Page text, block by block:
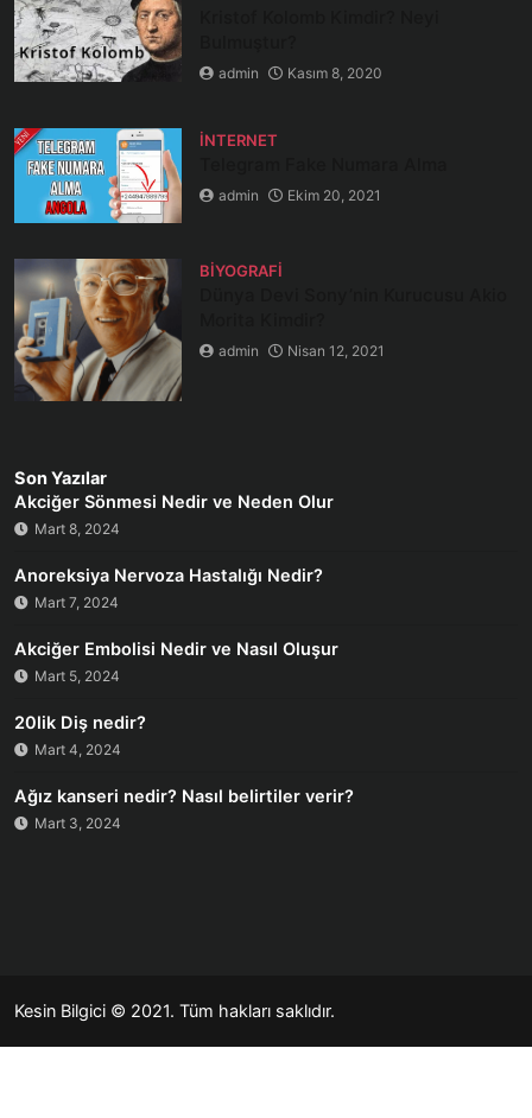
admin Kasım 8, 2020
İNTERNET
admin Ekim 20, 2021
BIYOGRAFI
admin Nisan 12, 2021
Son Yazılar
Akciğer Sönmesi Nedir ve Neden Olur
Mart 8, 2024
Anoreksiya Nervoza Hastalığı Nedir?
Mart 7, 2024
Akciğer Embolisi Nedir ve Nasıl Oluşur
Mart 5, 2024
20lik Diş nedir?
Mart 4, 2024
Ağız kanseri nedir? Nasıl belirtiler verir?
Mart 3, 2024
Kesin Bilgici © 2021. Tüm hakları saklıdır.